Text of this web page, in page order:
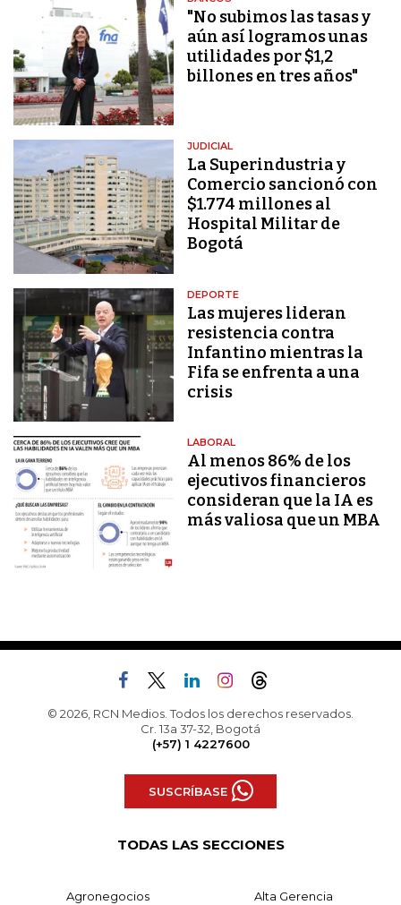
"No subimos las tasas y
aún así logramos unas
utilidades por $1,2
billones en tres años"
JUDICIAL
La Superindustria y
Comercio sancionó con
$1.774 millones al
Hospital Militar de
Bogotá
DEPORTE
Las mujeres lideran
resistencia contra
Infantino mientras la
Fifa se enfrenta a una
crisis
LABORAL
Al menos 86% de los
ejecutivos financieros
consideran que la IA es
más valiosa que un MBA
© 2026, RCN Medios. Todos los derechos reservados.
Cr. 13a 37-32, Bogotá
(+57) 1 4227600
SUSCRÍBASE
TODAS LAS SECCIONES
Agronegocios Alta Gerencia